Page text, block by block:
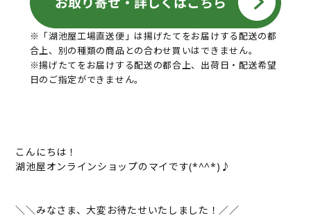
※「湖池屋工場直送便」は揚げたてをお届けする配送の都
合上、別の種類の商品との合わせ買いはできません。
※揚げたてをお届けする配送の都合上、出荷日・配送希望
日のご指定ができません。
こんにちは！
湖池屋オンラインショップのマイです(*^^*)♪
＼＼みなさま、大変お待たせいたしました！／／